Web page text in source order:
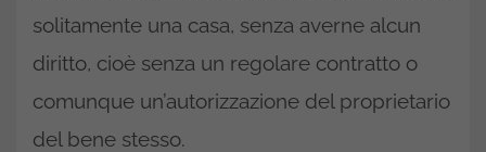
solitamente una casa, senza averne alcun
diritto, cioè senza un regolare contratto o
comunque un’autorizzazione del proprietario
del bene stesso.